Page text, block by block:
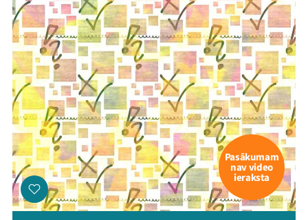
Pasākumam
nav video
ieraksta